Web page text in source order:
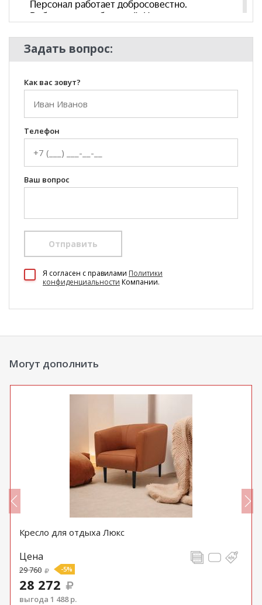
Задать вопрос:
Как вас зовут?
Телефон
Ваш вопрос
Отправить
Я согласен c правилами Политики
конфиденциальности Компании.
Могут дополнить
Кресло для отдыха Люкс
Цена
29 760 -5%
28 272
выгода 1 488 р.